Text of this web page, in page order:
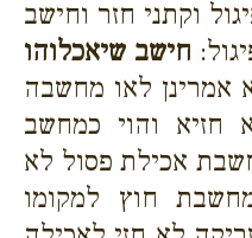
וקתני חזר וחישב
חישב שיאכלוהו
אמרינן לאו מחשבה
חזיא והוי כמחשב
אכילת פסול לא
חוץ למקומו